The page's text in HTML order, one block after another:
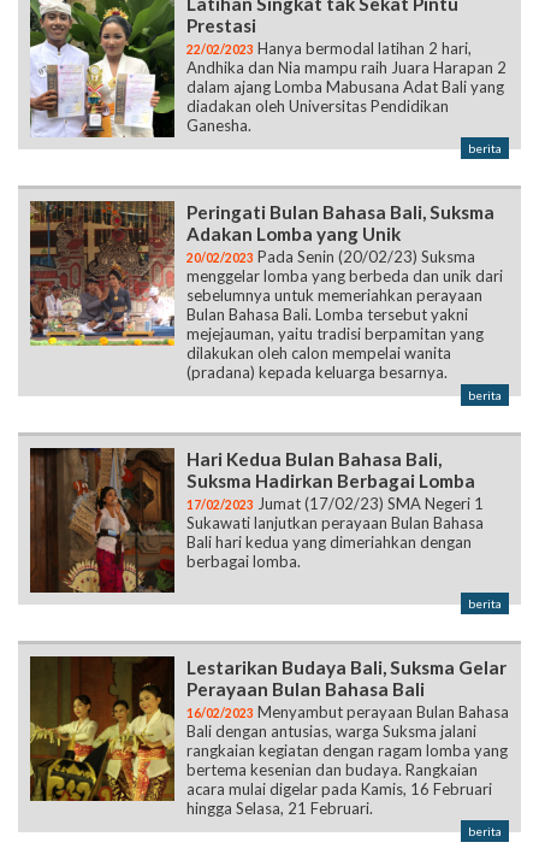
Prestasi
22/02/2023 Hanya bermodal latihan 2 hari,
Andhika dan Nia mampu raih Juara Harapan 2
dalam ajang Lomba Mabusana Adat Bali yang
diadakan oleh Universitas Pendidikan
Ganesha.
berita
Peringati Bulan Bahasa Bali, Suksma
Adakan Lomba yang Unik
20/02/2023 Pada Senin (20/02/23) Suksma
menggelar lomba yang berbeda dan unik dari
sebelumnya untuk memeriahkan perayaan
Bulan Bahasa Bali. Lomba tersebut yakni
mejejauman, yaitu tradisi berpamitan yang
dilakukan oleh calon mempelai wanita
(pradana) kepada keluarga besarnya.
berita
Hari Kedua Bulan Bahasa Bali,
Suksma Hadirkan Berbagai Lomba
17/02/2023 Jumat (17/02/23) SMA Negeri 1
Sukawati lanjutkan perayaan Bulan Bahasa
Bali hari kedua yang dimeriahkan dengan
berbagai lomba.
berita
Lestarikan Budaya Bali, Suksma Gelar
Perayaan Bulan Bahasa Bali
16/02/2023 Menyambut perayaan Bulan Bahasa
Bali dengan antusias, warga Suksma jalani
rangkaian kegiatan dengan ragam lomba yang
bertema kesenian dan budaya. Rangkaian
acara mulai digelar pada Kamis, 16 Februari
hingga Selasa, 21 Februari.
berita